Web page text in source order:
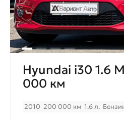
Hyundai i30 1.6
000 км
2010 200 000 км 1.6 л.